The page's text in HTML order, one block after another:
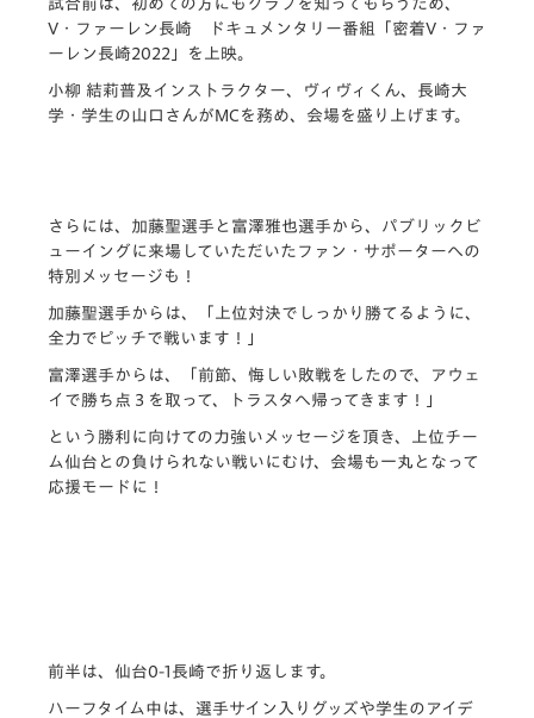
V・ファーレン長崎 ドキュメンタリー番組「密着V・ファ
ーレン長崎2022」を上映。
小柳 結莉普及インストラクター、ヴィヴィくん、長崎大
学・学生の山口さんがMCを務め、会場を盛り上げます。
さらには、加藤聖選手と富澤雅也選手から、パブリックビ
ューイングに来場していただいたファン・サポーターへの
特別メッセージも！
加藤聖選手からは、「上位対決でしっかり勝てるように、
全力でピッチで戦います！」
富澤選手からは、「前節、悔しい敗戦をしたので、アウェ
イで勝ち点３を取って、トラスタへ帰ってきます！」
という勝利に向けての力強いメッセージを頂き、上位チー
ム仙台との負けられない戦いにむけ、会場も一丸となって
応援モードに！
前半は、仙台0-1長崎で折り返します。
ハーフタイム中は、選手サイン入りグッズや学生のアイデ